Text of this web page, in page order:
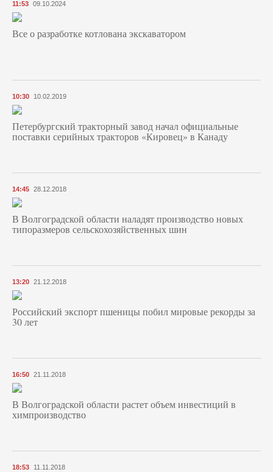
11:53 09.10.2024
Все о разработке котлована экскаватором
10:30 10.02.2019
Петербургский тракторный завод начал официальные
поставки серийных тракторов «Кировец» в Канаду
14:45 28.12.2018
В Волгоградской области наладят производство новых
типоразмеров сельскохозяйственных шин
13:20 21.12.2018
Российский экспорт пшеницы побил мировые рекорды за
30 лет
16:50 21.11.2018
В Волгоградской области растет объем инвестиций в
химпроизводство
18:53 11.11.2018